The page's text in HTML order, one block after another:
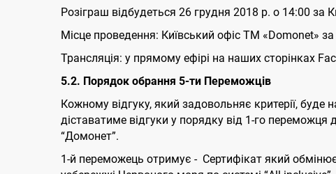
Розіграш відбудеться 26 грудня 2018 р. о 14:00 за
Місце проведення: Київський офіс ТМ «Domonet»
Трансляція: у прямому ефірі на наших сторінках
5.2. Порядок обрання 5-ти Переможців
Кожному відгуку, який задовольняє критерії, буде
діставатиме відгуки у порядку від 1-го
“Домонет”.
1-й переможець отримує - Сертифікат який